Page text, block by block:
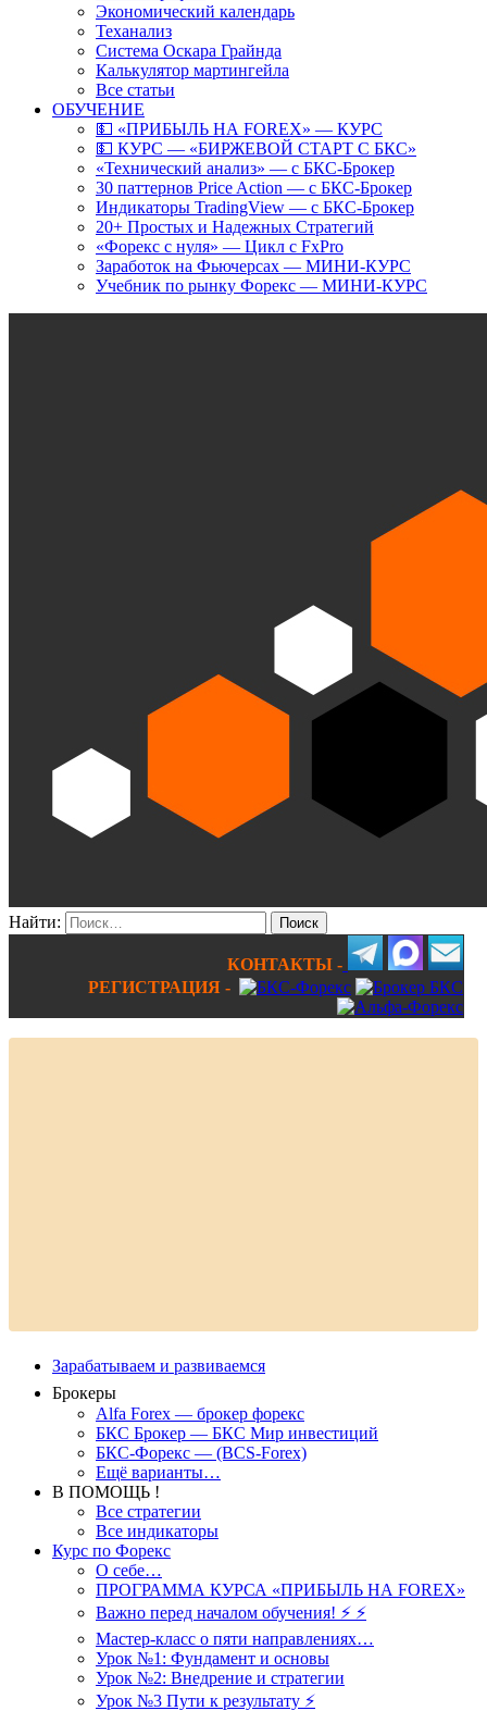
Экономический календарь
Теханализ
Система Оскара Грайнда
Калькулятор мартингейла
Все статьи
ОБУЧЕНИЕ
💵 «ПРИБЫЛЬ НА FOREX» — КУРС
💵 КУРС — «БИРЖЕВОЙ СТАРТ С БКС»
«Технический анализ» — с БКС-Брокер
30 паттернов Price Action — с БКС-Брокер
Индикаторы TradingView — с БКС-Брокер
20+ Простых и Надежных Стратегий
«Форекс с нуля» — Цикл с FxPro
Заработок на Фьючерсах — МИНИ-КУРС
Учебник по рынку Форекс — МИНИ-КУРС
Найти:
КОНТАКТЫ -
РЕГИСТРАЦИЯ -
Зарабатываем и развиваемся
Брокеры
Alfa Forex — брокер форекс
БКС Брокер — БКС Мир инвестиций
БКС-Форекс — (BCS-Forex)
Ещё варианты…
В ПОМОЩЬ !
Все стратегии
Все индикаторы
Курс по Форекс
О себе…
ПРОГРАММА КУРСА «ПРИБЫЛЬ НА FOREX»
Важно перед началом обучения! ⚡ ⚡
Мастер-класс о пяти направлениях…
Урок №1: Фундамент и основы
Урок №2: Внедрение и стратегии
Урок №3 Пути к результату ⚡️